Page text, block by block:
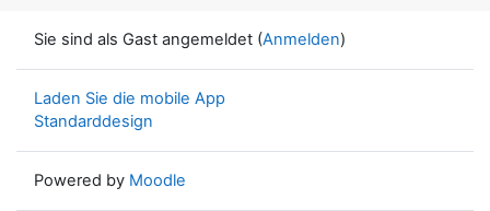
Sie sind als Gast angemeldet (Anmelden)
Laden Sie die mobile App
Standarddesign
Powered by Moodle